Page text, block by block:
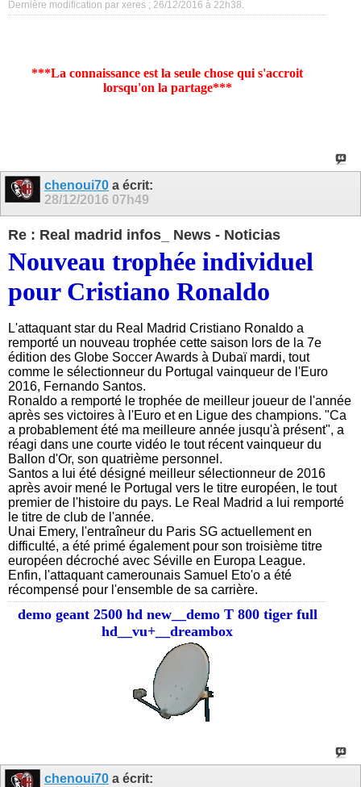
Dernière modification par xeres ; 26/12/2016 à 22h38
***La connaissance est la seule chose qui s'accroit
lorsqu'on la partage***
chenoui70 a écrit:
28/12/2016 07h49
Re : Real madrid infos_ News - Noticias
Nouveau trophée individuel
pour Cristiano Ronaldo
L'attaquant star du Real Madrid Cristiano Ronaldo a
remporté un nouveau trophée cette saison lors de la 7e
édition des Globe Soccer Awards à Dubaï mardi, tout
comme le sélectionneur du Portugal vainqueur de l'Euro
2016, Fernando Santos.
Ronaldo a remporté le trophée de meilleur joueur de l'année
après ses victoires à l'Euro et en Ligue des champions. "Ca
a probablement été ma meilleure année jusqu'à présent", a
réagi dans une courte vidéo le tout récent vainqueur du
Ballon d'Or, son quatrième personnel.
Santos a lui été désigné meilleur sélectionneur de 2016
après avoir mené le Portugal vers le titre européen, le tout
premier de l'histoire du pays. Le Real Madrid a lui remporté
le titre de club de l'année.
Unai Emery, l'entraîneur du Paris SG actuellement en
difficulté, a été primé également pour son troisième titre
européen décroché avec Séville en Europa League.
Enfin, l'attaquant camerounais Samuel Eto'o a été
récompensé pour l'ensemble de sa carrière.
demo geant 2500 hd new__demo T 800 tiger full
hd__vu+__dreambox
chenoui70 a écrit: